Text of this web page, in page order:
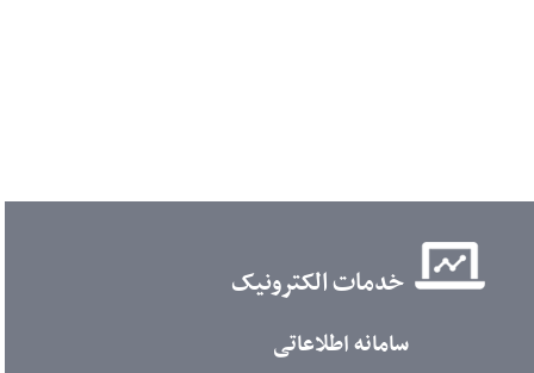
خدمات الکترونیک
سامانه اطلاعاتی